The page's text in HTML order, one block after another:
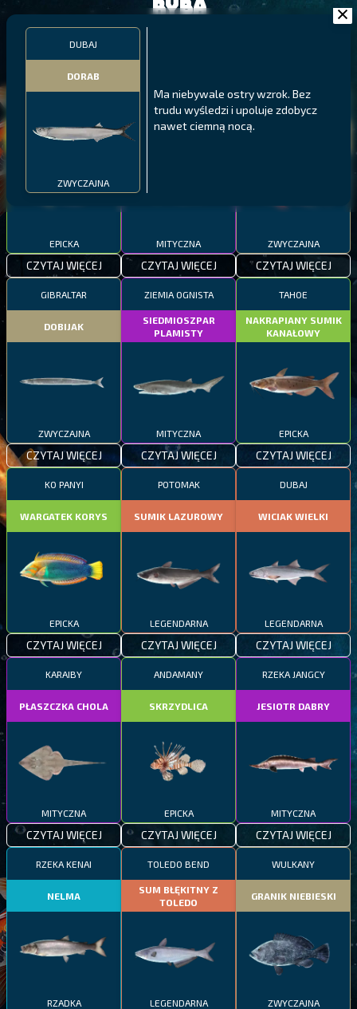
DUBAJ
DORAB
ZWYCZAJNA
Ma niebywale ostry wzrok. Bez
trudu wyśledzi i upoluje zdobycz
nawet ciemną nocą.
Ryba
PYSZCZAK ZACHODNI
EPICKA
CZYTAJ WIĘCEJ
PÓŁNOCNE FIORDY
MITYCZNA
CZYTAJ WIĘCEJ
WYSPY GALAPAGOS
ZWYCZAJNA
CZYTAJ WIĘCEJ
GIBRALTAR
DOBIJAK
ZWYCZAJNA
CZYTAJ WIĘCEJ
ZIEMIA OGNISTA
SIEDMIOSZPAR
PLAMISTY
MITYCZNA
CZYTAJ WIĘCEJ
TAHOE
NAKRAPIANY SUMIK
KANAŁOWY
EPICKA
CZYTAJ WIĘCEJ
KO PANYI
WARGATEK KORYS
EPICKA
CZYTAJ WIĘCEJ
POTOMAK
SUMIK LAZUROWY
LEGENDARNA
CZYTAJ WIĘCEJ
DUBAJ
WICIAK WIELKI
LEGENDARNA
CZYTAJ WIĘCEJ
KARAIBY
PŁASZCZKA CHOLA
MITYCZNA
CZYTAJ WIĘCEJ
ANDAMANY
SKRZYDLICA
EPICKA
CZYTAJ WIĘCEJ
RZEKA JANGCY
JESIOTR DABRY
MITYCZNA
CZYTAJ WIĘCEJ
RZEKA KENAI
NELMA
RZADKA
TOLEDO BEND
SUM BŁĘKITNY Z
TOLEDO
LEGENDARNA
WULKANY
GRANIK NIEBIESKI
ZWYCZAJNA